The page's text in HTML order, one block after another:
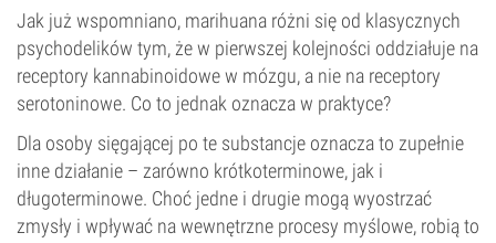
Jak już wspomniano, marihuana różni się od klasycznych
psychodelików tym, że w pierwszej kolejności oddziałuje na
receptory kannabinoidowe w mózgu, a nie na receptory
serotoninowe. Co to jednak oznacza w praktyce?
Dla osoby sięgającej po te substancje oznacza to zupełnie
inne działanie – zarówno krótkoterminowe, jak i
długoterminowe. Choć jedne i drugie mogą wyostrzać
zmysły i wpływać na wewnętrzne procesy myślowe, robią to